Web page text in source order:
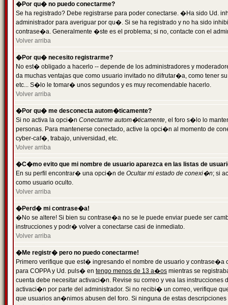
�Por qu� no puedo conectarme?
Se ha registrado? Debe registrarse para poder conectarse. �Ha sido Ud.
administrador para averiguar por qu�. Si se ha registrado y no ha sido
contrase�a. Generalmente �ste es el problema; si no, contacte con el
Volver arriba
�Por qu� necesito registrarme?
No est� obligado a hacerlo -- depende de los administradores y
da muchas ventajas que como usuario invitado no difrutar�a, como tener
etc... S�lo le tomar� unos segundos y es muy recomendable hacerlo.
Volver arriba
�Por qu� me desconecta autom�ticamente?
Si no activa la opci�n Conectarme autom�ticamente, el foro s�lo lo
personas. Para mantenerse conectado, active la opci�n al momento de
cyber-caf�, trabajo, universidad, etc.
Volver arriba
�C�mo evito que mi nombre de usuario aparezca en las listas de
En su perfil encontrar� una opci�n de Ocultar mi estado de conexi�n; si
como usuario oculto.
Volver arriba
�Perd� mi contrase�a!
�No se altere! Si bien su contrase�a no se le puede enviar puede ser
instrucciones y podr� volver a conectarse casi de inmediato.
Volver arriba
�Me registr� pero no puedo conectarme!
Primero verifique que est� ingresando el nombre de usuario y
para COPPA y Ud. puls� en tengo menos de 13 a�os mientras se
cuenta debe necesitar activaci�n. Revise su correo y vea las
activaci�n por parte del administrador. Si no recibi� un correo, verifique
que usuarios an�nimos abusen del foro. Si ninguna de estas